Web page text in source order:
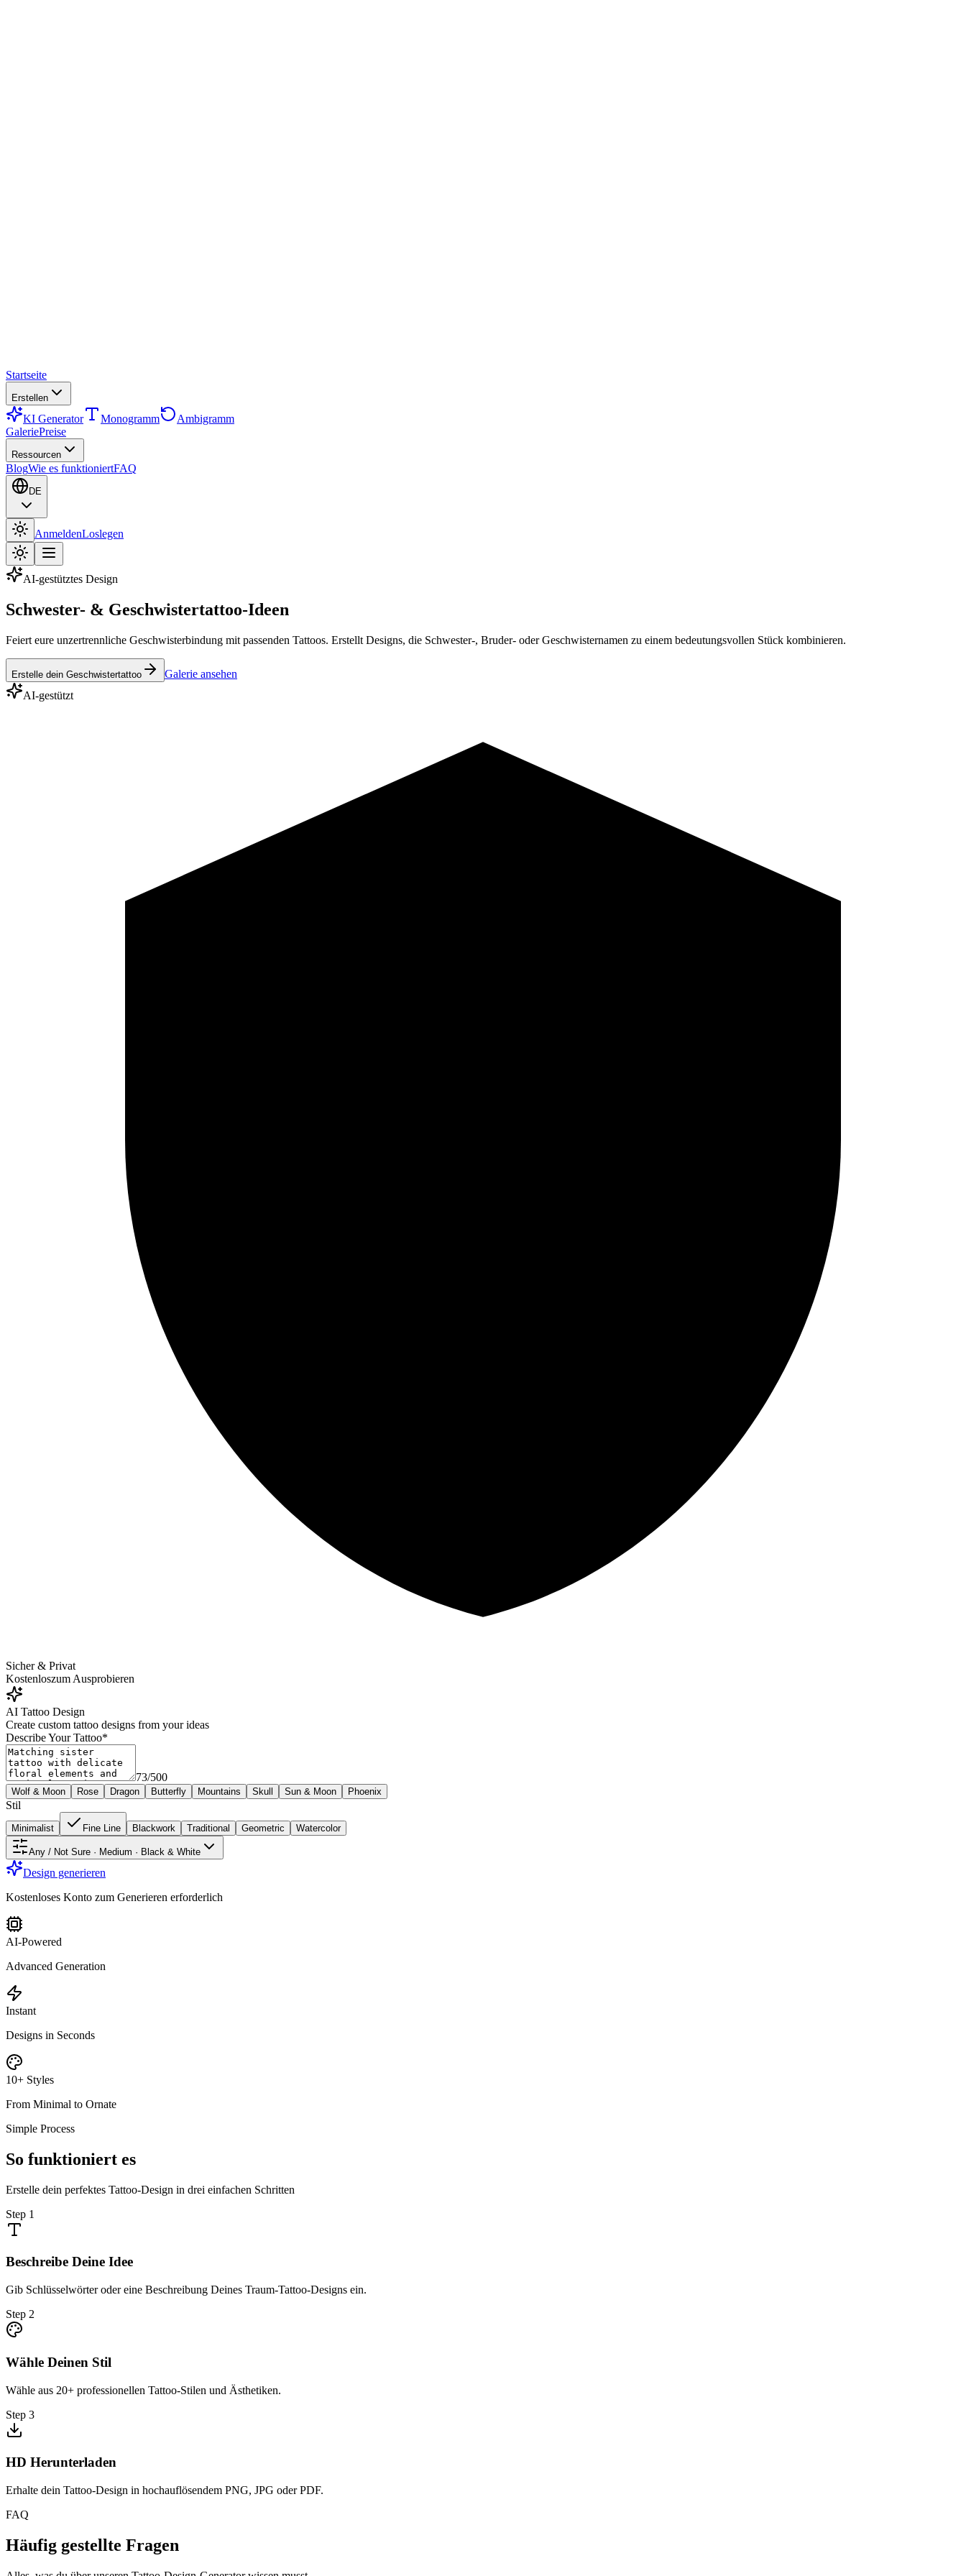
Startseite
Erstellen
KI Generator Monogramm
Ambigramm
GaleriePreise
Ressourcen
BlogWie es funktioniertFAQ
DE
AnmeldenLoslegen
AI-gestütztes Design
Schwester- & Geschwistertattoo-Ideen
Feiert eure unzertrennliche Geschwisterbindung mit passenden Tattoos. Erstellt Designs, die Schwester-, Bruder- oder Geschwisternamen zu einem bedeutungsvollen Stück kombinieren.
Erstelle dein Geschwistertattoo
Galerie ansehen
AI-gestützt
Sicher & Privat
Kostenloszum Ausprobieren
AI Tattoo Design
Create custom tattoo designs from your ideas
Describe Your Tattoo*
73/500
Wolf & Moon Rose Dragon Butterfly Mountains Skull Sun & Moon Phoenix
Stil
Minimalist Fine Line Blackwork Traditional Geometric Watercolor
Any / Not Sure · Medium · Black & White
Design generieren
Kostenloses Konto zum Generieren erforderlich
AI-Powered
Advanced Generation
Instant
Designs in Seconds
10+ Styles
From Minimal to Ornate
Simple Process
So funktioniert es
Erstelle dein perfektes Tattoo-Design in drei einfachen Schritten
Step 1
Beschreibe Deine Idee
Gib Schlüsselwörter oder eine Beschreibung Deines Traum-Tattoo-Designs ein.
Step 2
Wähle Deinen Stil
Wähle aus 20+ professionellen Tattoo-Stilen und Ästhetiken.
Step 3
HD Herunterladen
Erhalte dein Tattoo-Design in hochauflösendem PNG, JPG oder PDF.
FAQ
Häufig gestellte Fragen